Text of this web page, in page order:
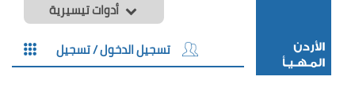
أدوات تيسيرية
تسجيل الدخول / تسجيل